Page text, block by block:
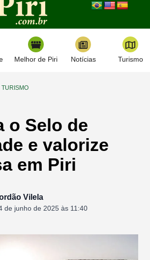
Melhor de Piri Notícias Turismo
TURISMO
o Selo de
e valorize
em Piri
Vilela
de junho de 2025 às 11:40